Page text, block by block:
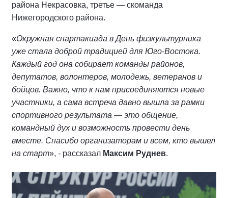
района Некрасовка, третье — скоманда
Нижегородского района.
«Окружная спартакиада в День физкультурника
уже стала доброй традицией для Юго-Востока.
Каждый год она собирает команды районов,
депутатов, волонтеров, молодежь, ветеранов и
бойцов. Важно, что к нам присоединяются новые
участники, а сама встреча давно вышла за рамки
спортивного результата — это общение,
командный дух и возможность провести день
вместе. Спасибо организаторам и всем, кто вышел
на старт», - рассказал Максим Руднев.